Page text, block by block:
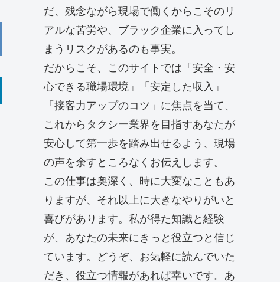
だ、残念ながら現場で働くからこそのリ
アルな苦労や、ブラック企業に入ってし
まうリスクがあるのも事実。
だからこそ、このサイトでは「安全・安
心できる職場環境」「安定した収入」
「接客力アップのコツ」に焦点を当て、
これからタクシー業界を目指すあなたが
安心して第一歩を踏み出せるよう、現場
の声を余すところなくお伝えします。
この仕事は奥深く、時に大変なこともあ
りますが、それ以上に大きなやりがいと
喜びがあります。私が得た知識と経験
が、あなたの未来にきっと役立つと信じ
ています。どうぞ、お気軽に読んでいた
だき、役立つ情報があれば幸いです。あ